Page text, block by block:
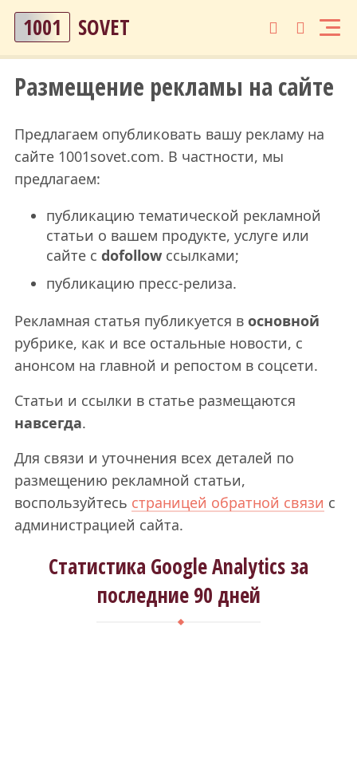
1001 SOVET
Размещение рекламы на сайте
Предлагаем опубликовать вашу рекламу на
сайте 1001sovet.com. В частности, мы
предлагаем:
публикацию тематической рекламной
статьи о вашем продукте, услуге или
сайте с dofollowссылками;
публикацию пресс-релиза.
Рекламная статья публикуется в основной
рубрике, как и все остальные новости, с
анонсом на главной и репостом в соцсети.
Статьи и ссылки в статье размещаются
навсегда.
Для связи и уточнения всех деталей по
размещению рекламной статьи,
воспользуйтесь страницей обратной связи с
администрацией сайта.
Статистика Google Analytics за
последние 90 дней